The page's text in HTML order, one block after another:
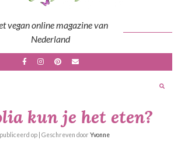
vegan online magazine van
Nederland
kun je het eten?
op | Geschreven door Yvonne